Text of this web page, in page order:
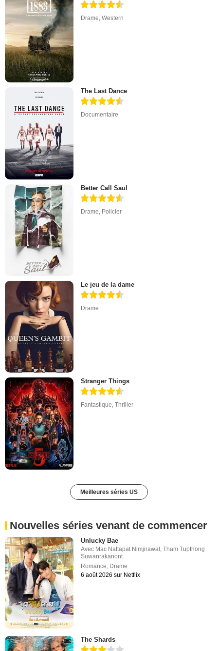
Drame,Western
The Last Dance
Documentaire
Better Call Saul
Drame Policier
Le jeu de la dame
Drame
Stranger Things
Fantastique,Thriller
Meilleures séries US
Nouvelles séries venant de commencer
Unlucky Bae
Avec Mac Nattapat Nimjirawat ,Tham Tupthong
Suwanrakanont
Romance Drame
6 août 2026 sur Netflix
The Shards